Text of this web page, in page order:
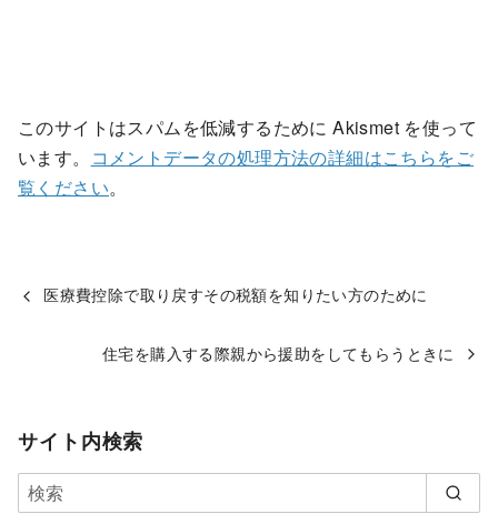
このサイトはスパムを低減するために Akismet を使って
います。
コメントデータの処理方法の詳細はこちらをご
覧ください。
医療費控除で取り戻すその税額を知りたい方のために
住宅を購入する際親から援助をしてもらうときに
サイト内検索